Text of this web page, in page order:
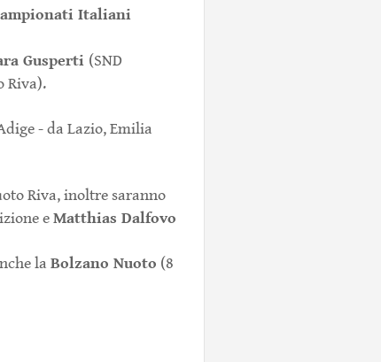
Italiani
Gusperti (SND
Riva).
- da Lazio, Emilia
Riva, inoltre saranno
eMatthias Dalfovo
laBolzano Nuoto (8